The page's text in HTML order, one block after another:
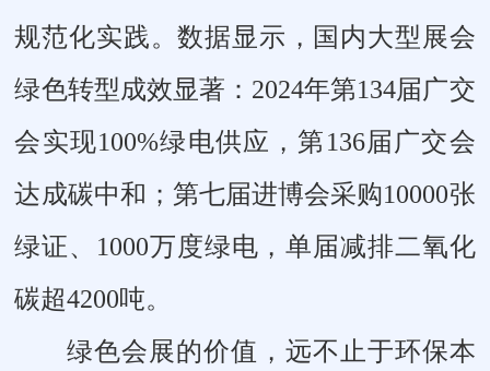
规范化实践。数据显示，国内大型展会
绿色转型成效显著：2024年第134届广交
会实现100%绿电供应，第136届广交会
达成碳中和；第七届进博会采购10000张
绿证、1000万度绿电，单届减排二氧化
碳超4200吨。
绿色会展的价值，远不止于环保本